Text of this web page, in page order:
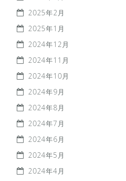
2025年2月
2025年1月
2024年12月
2024年11月
2024年10月
2024年9月
2024年8月
2024年7月
2024年6月
2024年5月
2024年4月